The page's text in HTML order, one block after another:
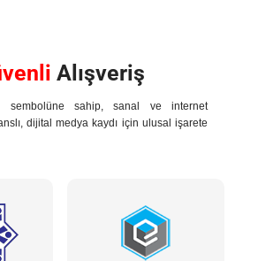
Alışveriş
sembolüne sahip, sanal ve internet
dijital medya kaydı için ulusal işarete